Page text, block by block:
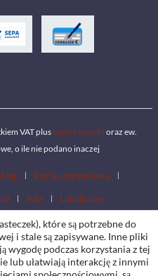
VAT plus koszty wysyłki oraz ew.
o ile nie podano inaczej
Zostań sprzedawcą
Jobs Lokalizacje
które są potrzebne do
i stale są zapisywane. Inne pliki
wygodę podczas korzystania z tej
lub ułatwiają interakcję z innymi